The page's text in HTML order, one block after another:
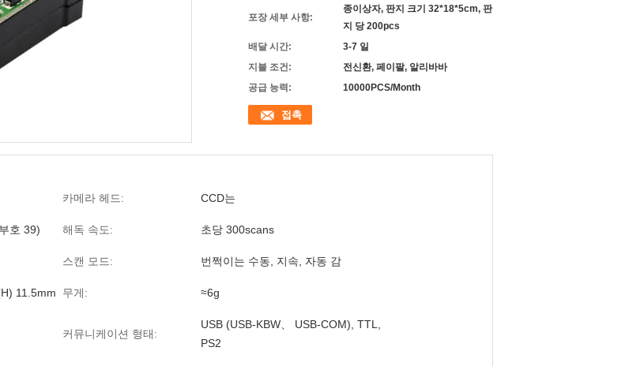
포장 세부 사항:
종이상자, 판지 크기 32*18*5cm, 판
지 당 200pcs
배달 시간:
3-7 일
지불 조건:
전신환, 페이팔, 알리바바
공급 능력:
10000PCS/Month
접촉
카메라 헤드: CCD는
호 39) 해독 속도: 초당 300scans
스캔 모드: 번쩍이는 수동, 지속, 자동 감
11.5mm 무게: ≈6g
커뮤니케이션 형태:
USB (USB-KBW、 USB-COM), TTL,
PS2